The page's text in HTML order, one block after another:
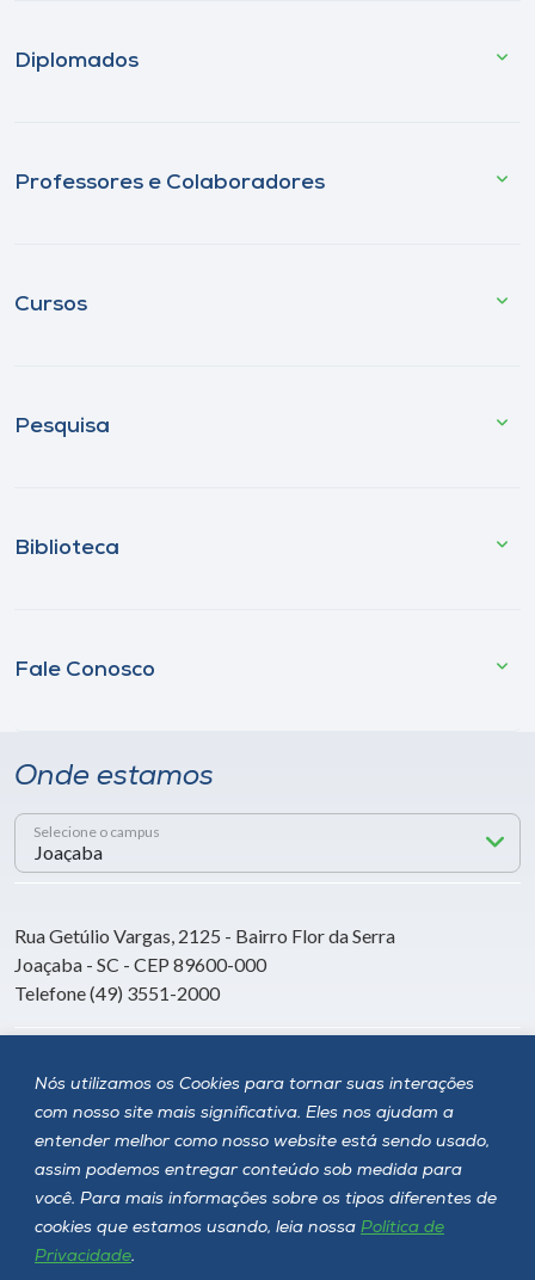
Nós utilizamos os Cookies para tornar suas interações
com nosso site mais significativa. Eles nos ajudam a
entender melhor como nosso website está sendo usado,
assim podemos entregar conteúdo sob medida para
você. Para mais informações sobre os tipos diferentes de
cookies que estamos usando, leia nossa Política de
Privacidade.
Diplomados
Professores e Colaboradores
Cursos
Pesquisa
Biblioteca
Fale Conosco
Onde estamos
Selecione o campus
Rua Getúlio Vargas, 2125 - Bairro Flor da Serra
Joaçaba - SC - CEP 89600-000
Telefone (49) 3551-2000
Siga a Unoesc